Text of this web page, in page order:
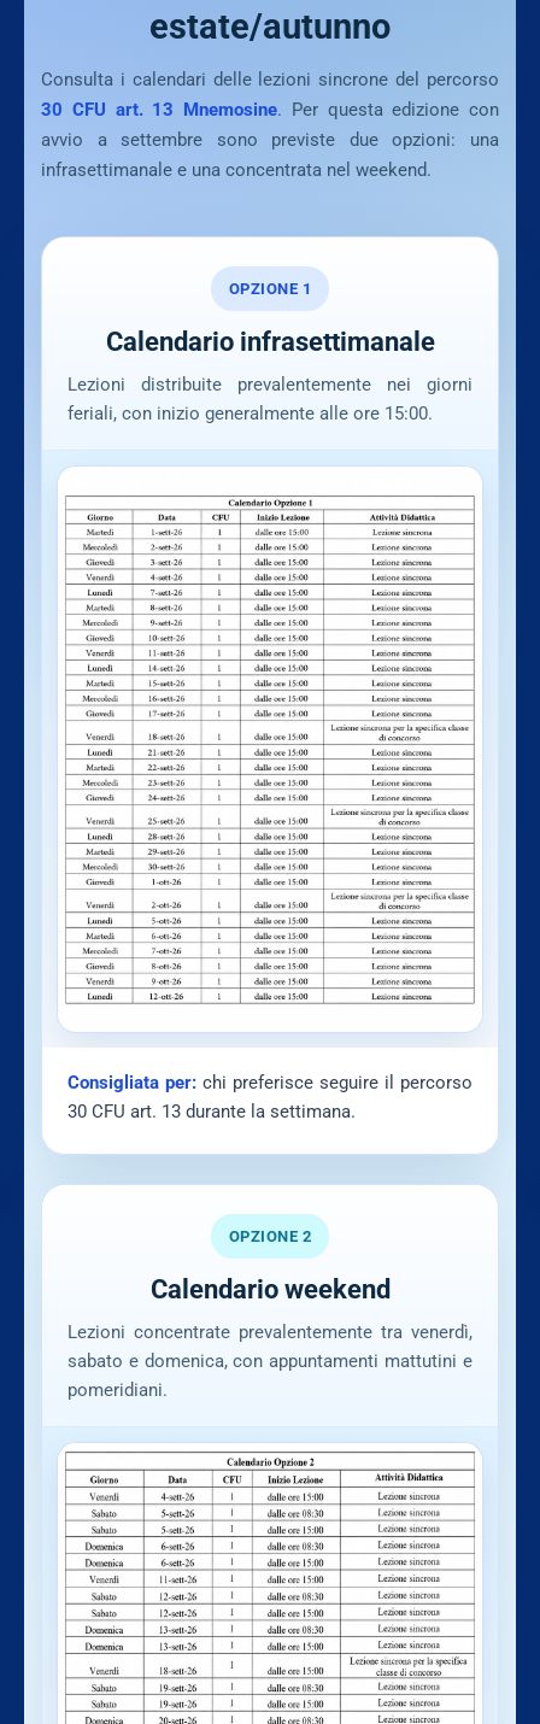
estate/autunno
Consulta i calendari delle lezioni sincrone del percorso
30 CFU art. 13 Mnemosine. Per questa edizione con
avvio a settembre sono previste due opzioni: una
infrasettimanale e una concentrata nel weekend.
OPZIONE 1
Calendario infrasettimanale
Lezioni distribuite prevalentemente nei giorni
feriali, con inizio generalmente alle ore 15:00.
Consigliata per: chi preferisce seguire il percorso
30 CFU art. 13 durante la settimana.
OPZIONE 2
Calendario weekend
Lezioni concentrate prevalentemente tra venerdì,
sabato e domenica, con appuntamenti mattutini e
pomeridiani.